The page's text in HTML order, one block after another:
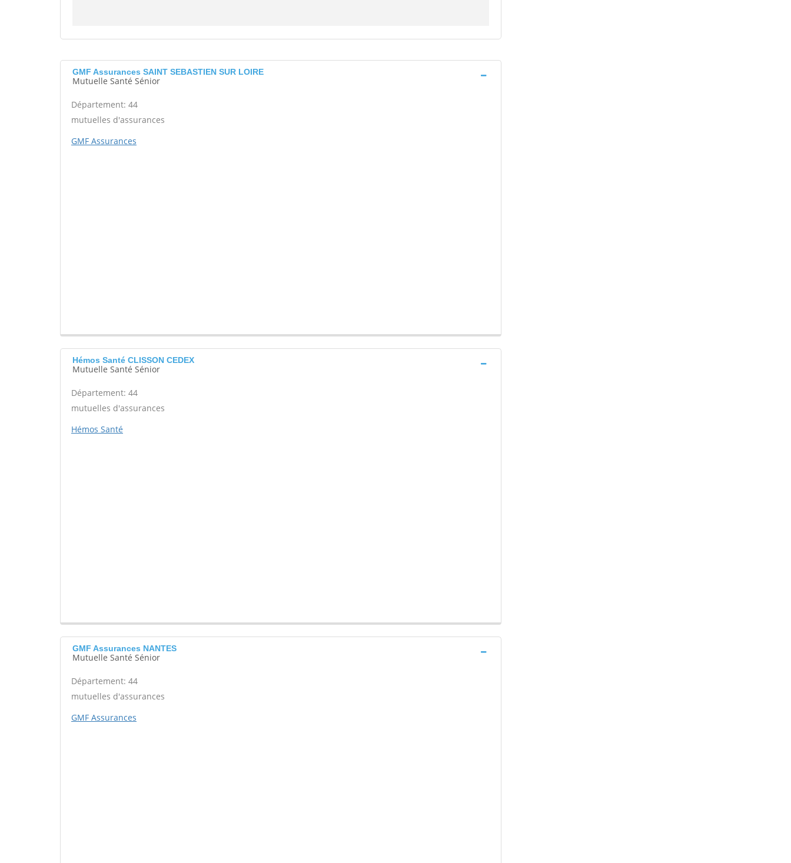
GMF Assurances SAINT SEBASTIEN SUR LOIRE
Mutuelle Santé Sénior
Département: 44
mutuelles d'assurances
GMF Assurances
Hémos Santé CLISSON CEDEX
Mutuelle Santé Sénior
Département: 44
mutuelles d'assurances
Hémos Santé
GMF Assurances NANTES
Mutuelle Santé Sénior
Département: 44
mutuelles d'assurances
GMF Assurances